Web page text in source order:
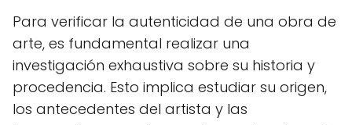
Para verificar la autenticidad de una obra de
arte, es fundamental realizar una
investigación exhaustiva sobre su historia y
procedencia. Esto implica estudiar su origen,
los antecedentes del artista y las